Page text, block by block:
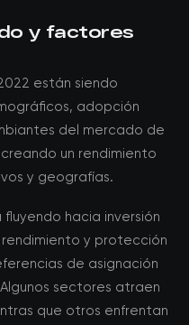
y factores
están siendo
adopción
del mercado de
un rendimiento
y geografías.
hacia inversión
rendimiento y protección
de asignación
sectores atraen
que otros enfrentan